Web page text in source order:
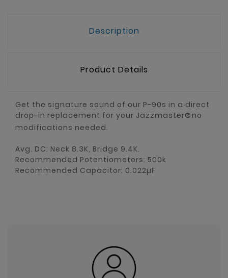
Description
Product Details
Get the signature sound of our P-90s in a direct
drop-in replacement for your Jazzmaster®no
modifications needed.
Avg. DC: Neck 8.3K, Bridge 9.4K.
Recommended Potentiometers: 500k
Recommended Capacitor: 0.022µF